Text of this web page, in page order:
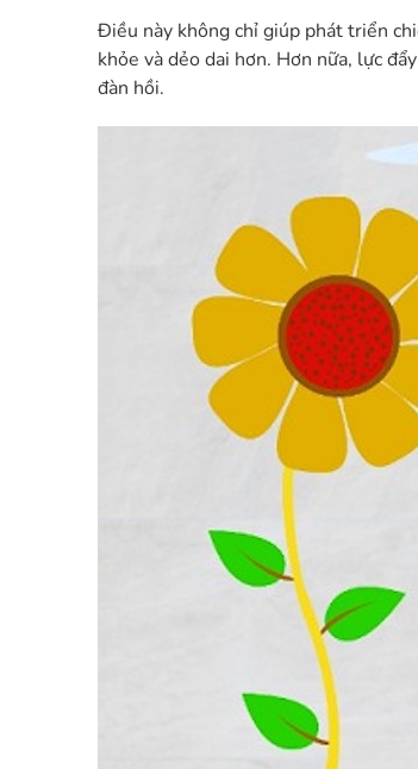
Điều này không chỉ giúp phát triển
khỏe và dẻo dai hơn. Hơn nữa, lực
đàn hồi.